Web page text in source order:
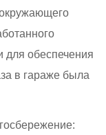
для обеспечения
в гараже была